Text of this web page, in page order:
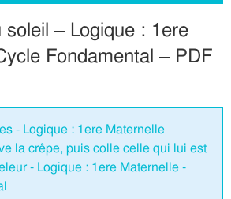
soleil – Logique : 1ere
Fondamental – PDF
- Logique : 1ere Maternelle
la crêpe, puis colle celle qui lui est
- Logique : 1ere Maternelle -